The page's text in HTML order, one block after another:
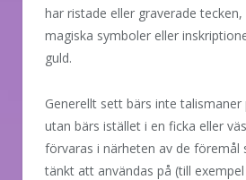
har ristade eller graverade tecken,
magiska symboler eller
guld.
Generellt sett bärs inte talismaner
utan bärs istället i en ficka eller
förvaras i närheten av de föremål
tänkt att användas på (till